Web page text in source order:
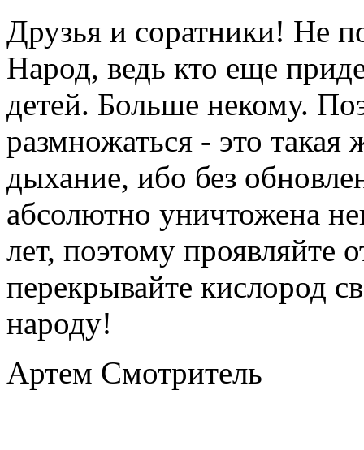
Друзья и соратники! Не
Народ, ведь кто еще
детей. Больше некому.
размножаться - это
дыхание, ибо без
абсолютно уничтожена
лет, поэтому проявляйте
перекрывайте кислород
народу!
Артем Смотритель